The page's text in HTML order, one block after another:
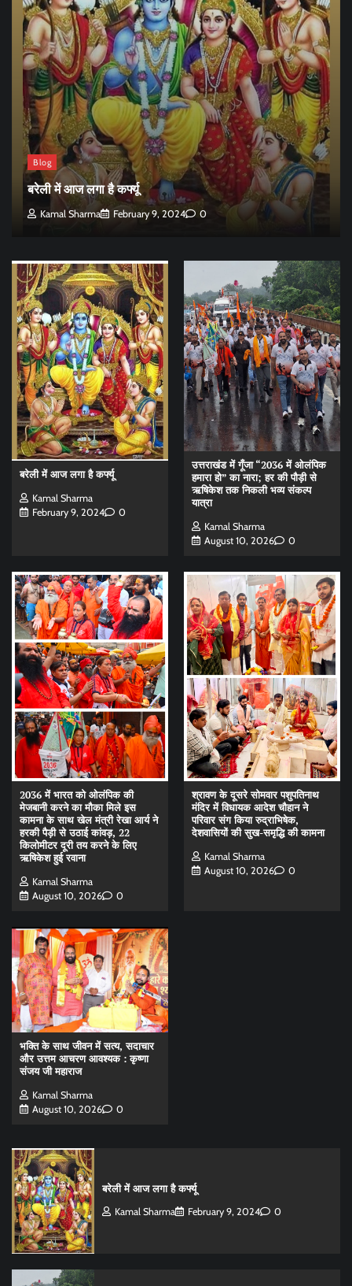
Blog
बरेली में आज लगा है कर्फ्यू
Kamal Sharma February 9, 2024 0
बरेली में आज लगा है कर्फ्यू
Kamal Sharma
February 9, 2024
0
उत्तराखंड में गूँजा “2036 में ओलंपिक
हमारा हो” का नारा; हर की पौड़ी से
ऋषिकेश तक निकली भव्य संकल्प
यात्रा
Kamal Sharma
August 10, 2026
0
2036 में भारत को ओलंपिक की
मेजबानी करने का मौका मिले इस
कामना के साथ खेल मंत्री रेखा आर्य ने
हरकी पैड़ी से उठाई कांवड़, 22
किलोमीटर दूरी तय करने के लिए
ऋषिकेश हुई रवाना
Kamal Sharma
August 10, 2026
0
श्रावण के दूसरे सोमवार पशुपतिनाथ
मंदिर में विधायक आदेश चौहान ने
परिवार संग किया रुद्राभिषेक,
देशवासियों की सुख-समृद्धि की कामना
Kamal Sharma
August 10, 2026
0
भक्ति के साथ जीवन में सत्य, सदाचार
और उत्तम आचरण आवश्यक : कृष्णा
संजय जी महाराज
Kamal Sharma
August 10, 2026
0
बरेली में आज लगा है कर्फ्यू
Kamal Sharma February 9, 2024 0